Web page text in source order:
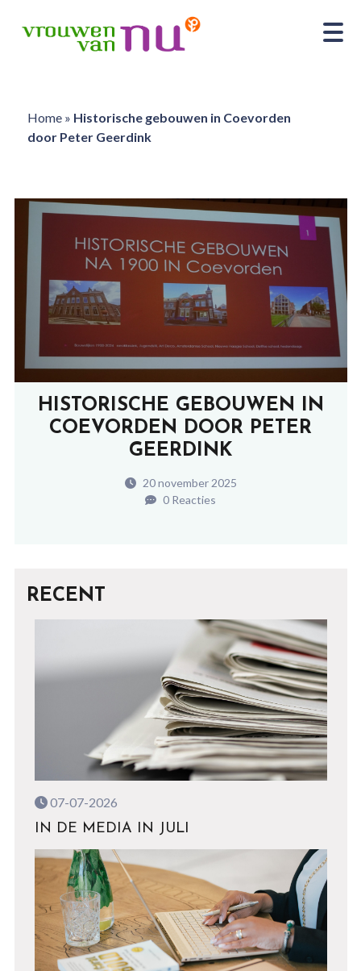
Home» Historische gebouwen in Coevorden
door Peter Geerdink
HISTORISCHE GEBOUWEN IN
COEVORDEN DOOR PETER
GEERDINK
20 november 2025
0 Reacties
RECENT
07-07-2026
IN DE MEDIA IN JULI